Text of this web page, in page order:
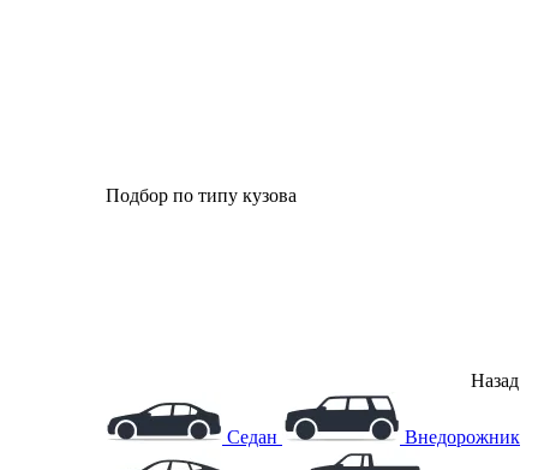
Подбор по типу кузова
Назад
Седан Внедорожник